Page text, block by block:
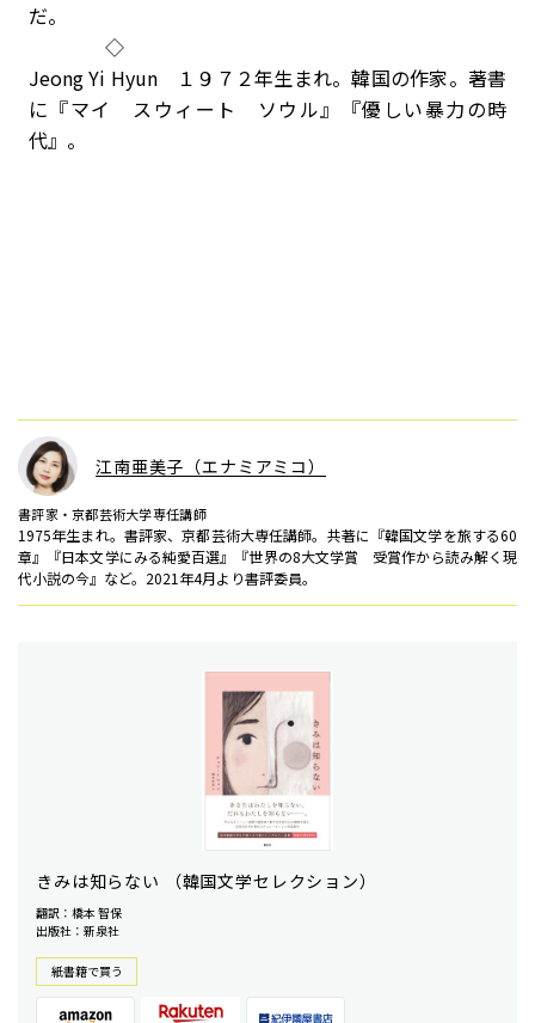
だ。
◇
Jeong Yi Hyun １９７２年生まれ。韓国の作家。著書
に『マイ スウィート ソウル』『優しい暴力の時
代』。
江南亜美子（エナミアミコ）
書評家・京都芸術大学専任講師
1975年生まれ。書評家、京都芸術大専任講師。共著に『韓国文学を旅する60
章』『日本文学にみる純愛百選』『世界の8大文学賞 受賞作から読み解く現
代小説の今』など。2021年4月より書評委員。
きみは知らない （韓国文学セレクション）
翻訳：橋本 智保
出版社：新泉社
紙書籍で買う